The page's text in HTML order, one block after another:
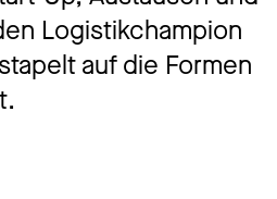
Logistikchampion
auf die Formen